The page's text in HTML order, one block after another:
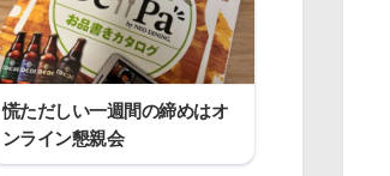
慌ただしい一週間の締めはオ
ンライン懇親会